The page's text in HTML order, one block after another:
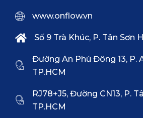
www.onflow.vn
Số 9 Trà Khúc, P. Tân Sơn
Đường An Phú Đông 13, P.
TP.HCM
RJ78+J5, Đường CN13, P.
TP.HCM